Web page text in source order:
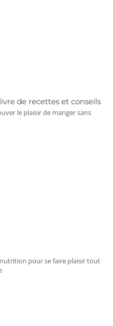
de recettes et conseils
le plaisir de manger sans
pour se faire plaisir tout